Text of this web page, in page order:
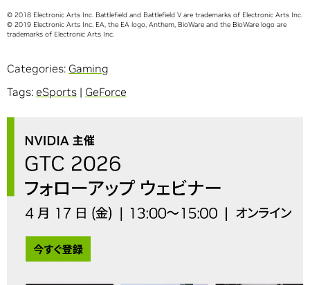
© 2018 Electronic Arts Inc. Battlefield and Battlefield V are trademarks of Electronic Arts Inc.
© 2019 Electronic Arts Inc. EA, the EA logo, Anthem, BioWare and the BioWare logo are
trademarks of Electronic Arts Inc.
Categories: Gaming
Tags: eSports | GeForce